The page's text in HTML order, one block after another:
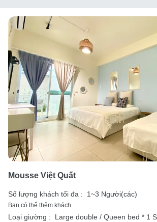
Mousse Việt Quất
Số lượng khách tối đa : 1~3 Người(các)
Bạn có thể thêm khách
Loại giường : Large double / Queen bed * 1